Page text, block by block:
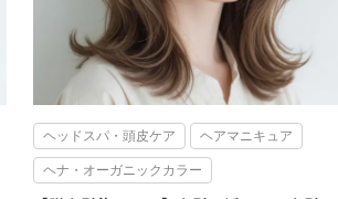
ヘッドスパ・頭皮ケア ヘアマニキュア
ヘナ・オーガニックカラー